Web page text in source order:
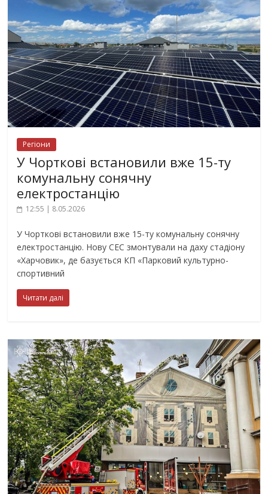
Регіони
У Чорткові встановили вже 15-ту
комунальну сонячну
електростанцію
12:55 | 8.05.2026
У Чорткові встановили вже 15-ту комунальну сонячну
електростанцію. Нову СЕС змонтували на даху стадіону
«Харчовик», де базується КП «Парковий культурно-
спортивний
Читати далі